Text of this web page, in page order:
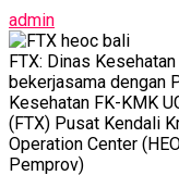
admin
FTX: Dinas
bekerjasama dengan
Kesehatan FK-KMK
(FTX) Pusat Kendali
Operation Center
Pemprov)